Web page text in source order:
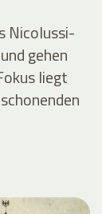
Nicolussi-
gehen
liegt